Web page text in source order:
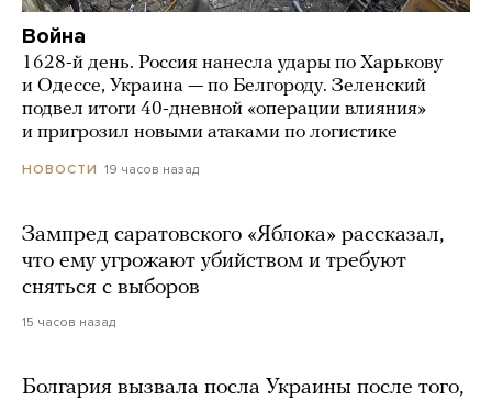
Война
1628-й день. Россия нанесла удары по Харькову
и Одессе, Украина — по Белгороду. Зеленский
подвел итоги 40-дневной «операции влияния»
и пригрозил новыми атаками по логистике
НОВОСТИ 19 часов назад
Зампред саратовского «Яблока» рассказал,
что ему угрожают убийством и требуют
сняться с выборов
15 часов назад
Болгария вызвала посла Украины после того,